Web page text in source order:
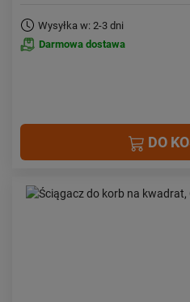
Wysyłka w: 2-3 dni
Darmowa dostawa
DO